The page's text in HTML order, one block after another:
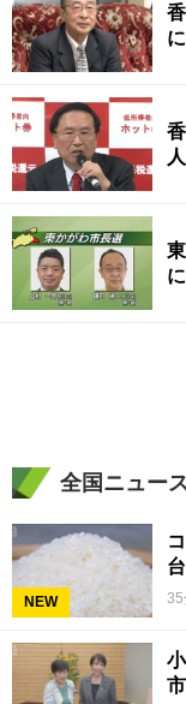
に
全国ニュー
NEW 35